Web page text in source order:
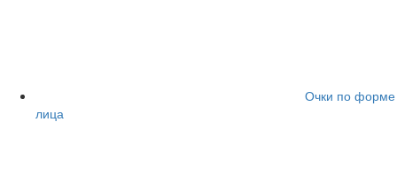
Очки по форме
лица